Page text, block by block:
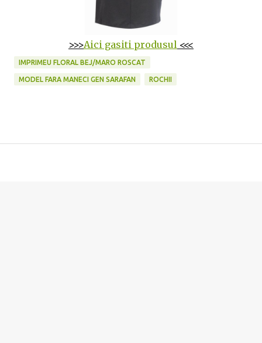
>>>Aici gasiti produsul <<<
IMPRIMEU FLORAL BEJ/MARO ROSCAT
MODEL FARA MANECI GEN SARAFAN ROCHII